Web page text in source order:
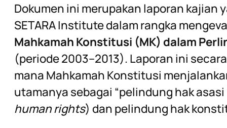
Dokumen ini merupakan laporan kajian
SETARA Institute dalam rangka
Mahkamah Konstitusi (MK) dalam
(periode 2003–2013). Laporan ini
mana Mahkamah Konstitusi
utamanya sebagai “pelindung hak
human rights) dan pelindung hak